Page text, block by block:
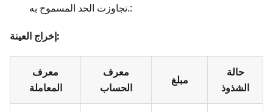
تجاوزت الحد المسموح به.:
إخراج العينة:
معرف
المعاملة
معرف
الحساب
مبلغ
حالة
الشذوذ